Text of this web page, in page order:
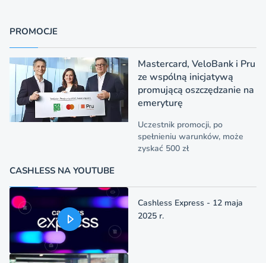
PROMOCJE
Mastercard, VeloBank i Pru
ze wspólną inicjatywą
promującą oszczędzanie na
emeryturę
Uczestnik promocji, po
spełnieniu warunków, może
zyskać 500 zł
CASHLESS NA YOUTUBE
Cashless Express - 12 maja
2025 r.